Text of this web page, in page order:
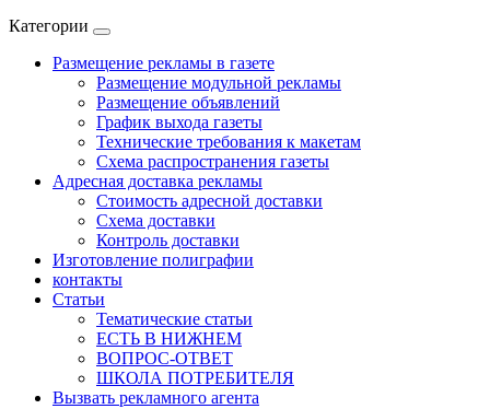
Категории
Размещение рекламы в газете
Размещение модульной рекламы
Размещение объявлений
График выхода газеты
Технические требования к макетам
Схема распространения газеты
Адресная доставка рекламы
Стоимость адресной доставки
Схема доставки
Контроль доставки
Изготовление полиграфии
контакты
Статьи
Тематические статьи
ЕСТЬ В НИЖНЕМ
ВОПРОС-ОТВЕТ
ШКОЛА ПОТРЕБИТЕЛЯ
Вызвать рекламного агента